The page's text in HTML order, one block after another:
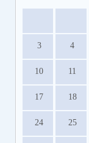
3 4
10 11
17 18
24 25